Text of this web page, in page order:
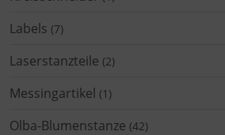
Labels (7)
Laserstanzteile (2)
Messingartikel (1)
Olba-Blumenstanze (42)